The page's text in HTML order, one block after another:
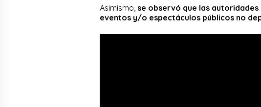
Asimismo, se observó que las
eventos y/o espectáculos públicos no